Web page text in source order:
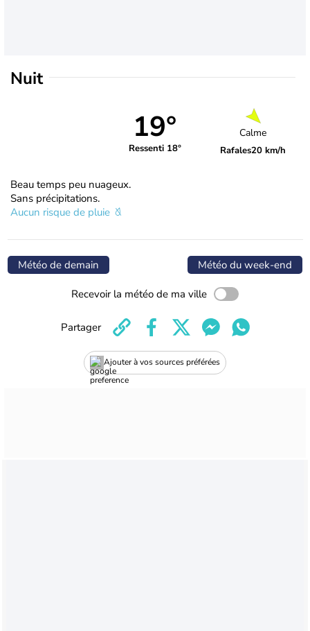
Nuit
19°
Ressenti 18°
Calme
Rafales20 km/h
Beau temps peu nuageux.
Sans précipitations.
Aucun risque de pluie
Météo de demain Météo du week-end
Recevoir la météo de ma ville
Ajouter à vos sources préférées
Partager